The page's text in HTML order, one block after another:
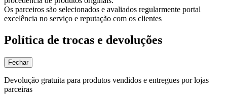
Os parceiros são selecionados e avaliados regularmente portal
excelência no serviço e reputação com os clientes
Política de trocas e devoluções
Fechar
Devolução gratuita para produtos vendidos e entregues por lojas
parceiras